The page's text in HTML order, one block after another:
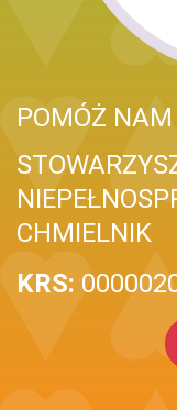
POMÓŻ
CHMIELNIK
KRS: